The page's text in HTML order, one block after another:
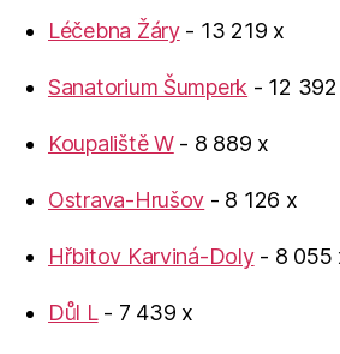
Léčebna Žáry- 13 219 x
Sanatorium Šumperk - 12
Koupaliště W- 8 889 x
Ostrava-Hrušov - 8 126 x
Hřbitov Karviná-Doly- 8 055
Důl L- 7 439 x